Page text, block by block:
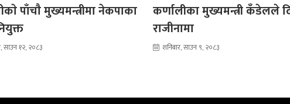
पाँचाै मुख्यमन्त्रीमा नेकपाका
साउन १२, २०८३
कर्णालीका मुख्यमन्त्री कँडेलले
राजीनामा
शनिबार, साउन ९, २०८३